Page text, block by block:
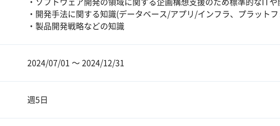
・ソフトウェア開発の領域に関する企画構想支援のため標準的なITや
・開発手法に関する知識(データベース/アプリ/インフラ、プラット
・製品開発戦略などの知識
2024/07/01 〜 2024/12/31
週5日